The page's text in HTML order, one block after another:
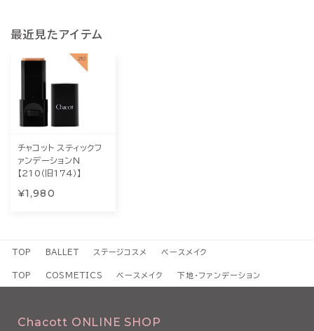
最近見たアイテム
チャコット スティックフ
ァンデーションN
【210（旧174）】
¥1,980
TOP BALLET ステージコスメ ベースメイク
TOP COSMETICS ベースメイク 下地・ファンデーション
Chacott ONLINE SHOP